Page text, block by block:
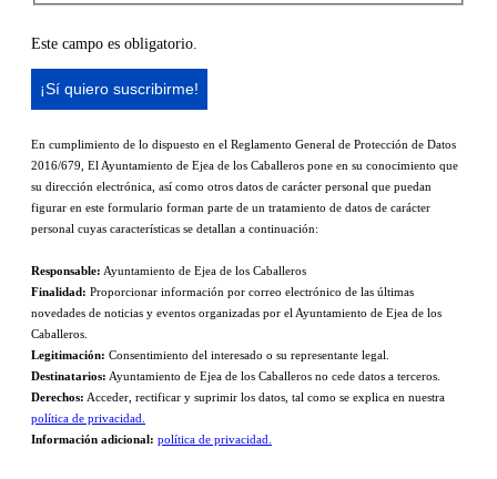
Este campo es obligatorio.
En cumplimiento de lo dispuesto en el Reglamento General de Protección de Datos
2016/679, El Ayuntamiento de Ejea de los Caballeros pone en su conocimiento que
su dirección electrónica, así como otros datos de carácter personal que puedan
figurar en este formulario forman parte de un tratamiento de datos de carácter
personal cuyas características se detallan a continuación:
Responsable: Ayuntamiento de Ejea de los Caballeros
Finalidad: Proporcionar información por correo electrónico de las últimas
novedades de noticias y eventos organizadas por el Ayuntamiento de Ejea de los
Caballeros.
Legitimación: Consentimiento del interesado o su representante legal.
Destinatarios: Ayuntamiento de Ejea de los Caballeros no cede datos a terceros.
Derechos: Acceder, rectificar y suprimir los datos, tal como se explica en nuestra
política de privacidad.
Información adicional: política de privacidad.